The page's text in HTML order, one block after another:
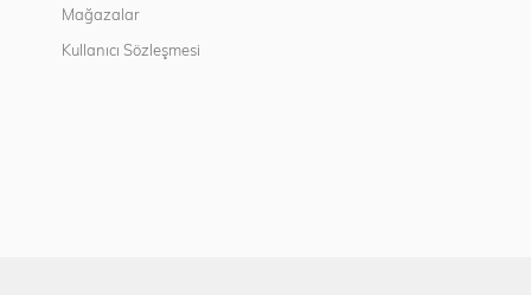
Mağazalar
Kullanıcı Sözleşmesi